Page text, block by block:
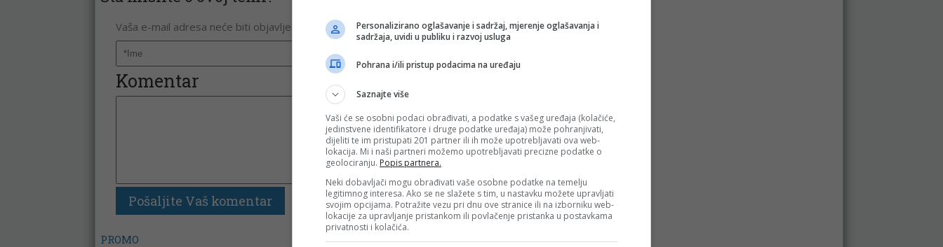
Vaša e-mail adresa neće biti objavljena. Sva polja su obavezna!
Komentar
PROMO
Personalizirano oglašavanje i sadržaj, mjerenje oglašavanja i
sadržaja, uvidi u publiku i razvoj usluga
Pohrana i/ili pristup podacima na uređaju
Saznajte više
Vaši će se osobni podaci obrađivati, a podatke s vašeg uređaja (kolačiće,
jedinstvene identifikatore i druge podatke uređaja) može pohranjivati,
dijeliti te im pristupati 201 partner ili ih može upotrebljavati ova web-
lokacija. Mi i naši partneri možemo upotrebljavati precizne podatke o
geolociranju. Popis partnera.
Neki dobavljači mogu obrađivati vaše osobne podatke na temelju
legitimnog interesa. Ako se ne slažete s tim, u nastavku možete upravljati
svojim opcijama. Potražite vezu pri dnu ove stranice ili na izborniku web-
lokacije za upravljanje pristankom ili povlačenje pristanka u postavkama
privatnosti i kolačića.